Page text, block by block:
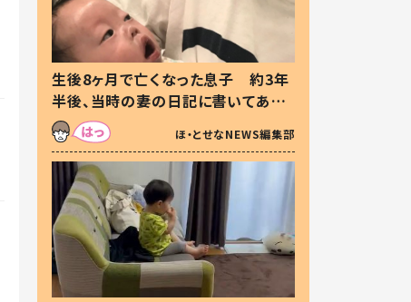
生後8ヶ月で亡くなった息子 約3年
半後、当時の妻の日記に書いてあっ
た本音とは
ほ・とせなNEWS編集部